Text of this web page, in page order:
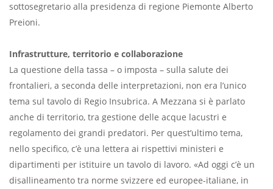
sottosegretario alla presidenza di regione Piemonte Alberto
Preioni.
Infrastrutture, territorio e collaborazione
La questione della tassa – o imposta – sulla salute dei
frontalieri, a seconda delle interpretazioni, non era l’unico
tema sul tavolo di Regio Insubrica. A Mezzana si è parlato
anche di territorio, tra gestione delle acque lacustri e
regolamento dei grandi predatori. Per quest’ultimo tema,
nello specifico, c’è una lettera ai rispettivi ministeri e
dipartimenti per istituire un tavolo di lavoro. «Ad oggi c’è un
disallineamento tra norme svizzere ed europee-italiane, in